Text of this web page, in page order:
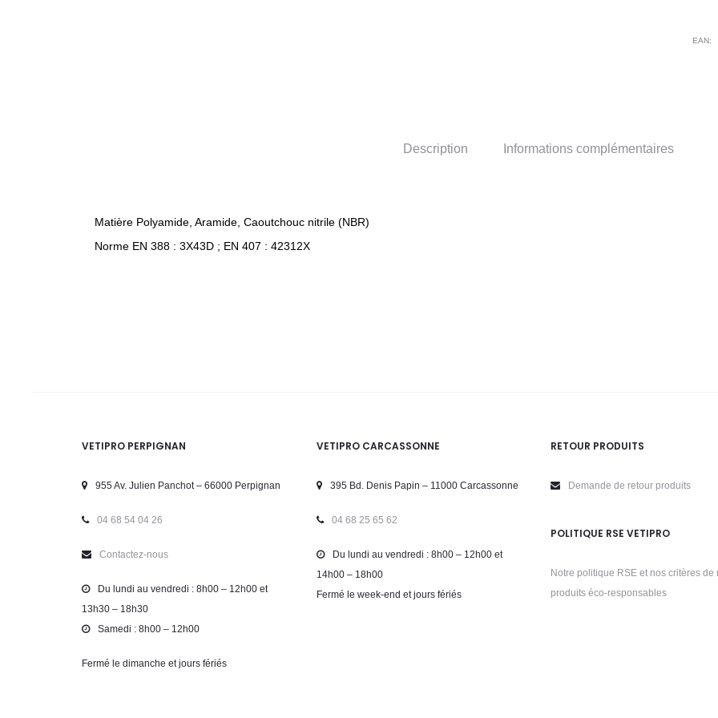
EAN:
Description Informations complémentaires
Matière Polyamide, Aramide, Caoutchouc nitrile (NBR)
Norme EN 388 : 3X43D ; EN 407 : 42312X
VETIPRO PERPIGNAN
955 Av. Julien Panchot – 66000 Perpignan
04 68 54 04 26
Contactez-nous
Du lundi au vendredi : 8h00 – 12h00 et
13h30 – 18h30
Samedi : 8h00 – 12h00
Fermé le dimanche et jours fériés
VETIPRO CARCASSONNE
395 Bd. Denis Papin – 11000 Carcassonne
04 68 25 65 62
Du lundi au vendredi : 8h00 – 12h00 et
14h00 – 18h00
Fermé le week-end et jours fériés
RETOUR PRODUITS
Demande de retour produits
POLITIQUE RSE VETIPRO
Notre politique RSE et nos critères de
produits éco-responsables